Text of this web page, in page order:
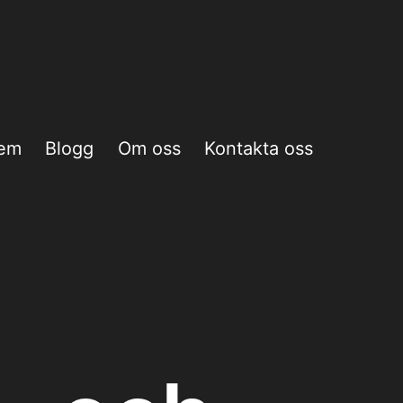
Blogg Om oss Kontakta oss